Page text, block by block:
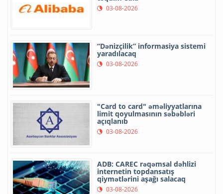
03-08-2026
“Dənizçilik” informasiya sistemi
yaradılacaq
03-08-2026
"Card to card" əməliyyatlarına
limit qoyulmasının səbəbləri
açıqlanıb
03-08-2026
ADB: CAREC rəqəmsal dəhlizi
internetin topdansatış
qiymətlərini aşağı salacaq
03-08-2026